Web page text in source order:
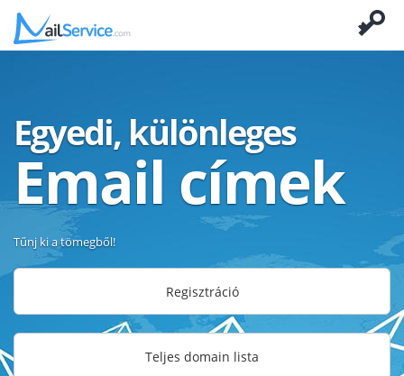
Egyedi, különleges
Email címek
Tűnj ki a tömegből!
Regisztráció
Teljes domain lista